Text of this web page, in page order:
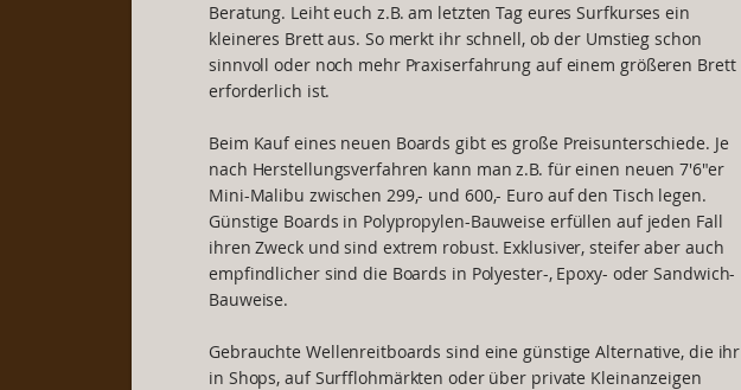
Beratung. Leiht euch z.B. am letzten Tag eures Surfkurses ein
kleineres Brett aus. So merkt ihr schnell, ob der Umstieg schon
sinnvoll oder noch mehr Praxiserfahrung auf einem größeren Brett
erforderlich ist.
Beim Kauf eines neuen Boards gibt es große Preisunterschiede. Je
nach Herstellungsverfahren kann man z.B. für einen neuen 7'6"er
Mini-Malibu zwischen 299,- und 600,- Euro auf den Tisch legen.
Günstige Boards in Polypropylen-Bauweise erfüllen auf jeden Fall
ihren Zweck und sind extrem robust. Exklusiver, steifer aber auch
empfindlicher sind die Boards in Polyester-, Epoxy- oder Sandwich-
Bauweise.
Gebrauchte Wellenreitboards sind eine günstige Alternative, die ihr
in Shops, auf Surfflohmärkten oder über private Kleinanzeigen